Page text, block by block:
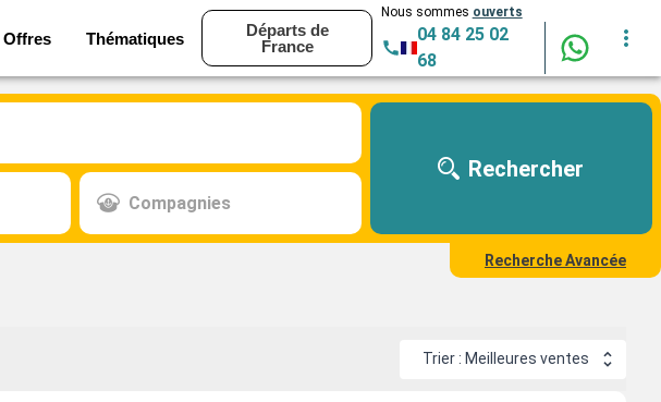
Offres Thématiques
Départs de
France
Nous sommes ouverts
04 84 25 02
68
Compagnies
Rechercher
Recherche Avancée
Trier : Meilleures ventes